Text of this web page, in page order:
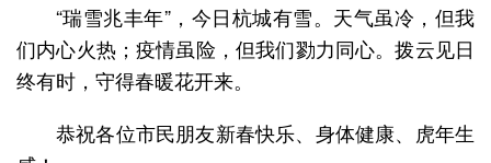
“瑞雪兆丰年”，今日杭城有雪。天气虽冷，但我
们内心火热；疫情虽险，但我们勠力同心。拨云见日
终有时，守得春暖花开来。
恭祝各位市民朋友新春快乐、身体健康、虎年生